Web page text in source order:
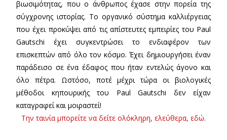
βιωσιμότητας, που ο άνθρωπος έχασε στην πορεία της
σύγχρονης ιστορίας. Το οργανικό σύστημα καλλιέργειας
που έχει προκύψει από τις απίστευτες εμπειρίες του Paul
Gautschi έχει συγκεντρώσει το ενδιαφέρον των
επισκεπτών από όλο τον κόσμο. Έχει δημιουργήσει έναν
παράδεισο σε ένα έδαφος που ήταν εντελώς άγονο και
όλο πέτρα. Ωστόσο, ποτέ μέχρι τώρα οι βιολογικές
μέθοδοι κηπουρικής του Paul Gautschi δεν είχαν
καταγραφεί και μοιραστεί!
Την ταινία μπορείτε να δείτε ολόκληρη, ελεύθερα, εδώ.